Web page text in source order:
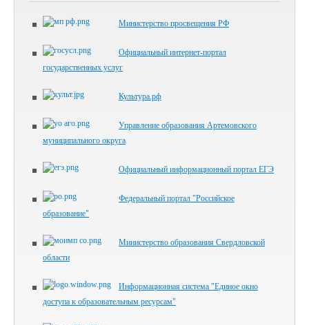
Министерство просвещения РФ
Официальный интернет-портал
государственных услуг
Культура.рф
Управление образования Артемовского
муниципального округа
Официальный информационный портал ЕГЭ
Федеральный портал "Российское
образование"
Министерство образования Свердловской
области
Информационная система "Единое окно
доступа к образовательным ресурсам"